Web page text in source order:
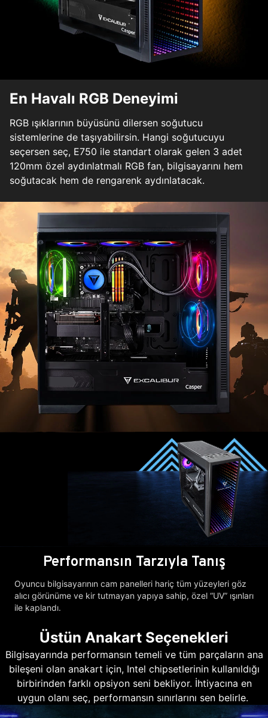
En Havalı RGB Deneyimi
RGB ışıklarının büyüsünü dilersen soğutucu
sistemlerine de taşıyabilirsin. Hangi soğutucuyu
seçersen seç, E750 ile standart olarak gelen 3 adet
120mm özel aydınlatmalı RGB fan, bilgisayarını hem
soğutacak hem de rengarenk aydınlatacak.
Performansın Tarzıyla Tanış
Oyuncu bilgisayarının cam panelleri hariç tüm yüzeyleri göz
alıcı görünüme ve kir tutmayan yapıya sahip, özel “UV” ışınları
ile kaplandı.
Üstün Anakart Seçenekleri
Bilgisayarında performansın temeli ve tüm parçaların ana
bileşeni olan anakart için, Intel chipsetlerinin kullanıldığı
birbirinden farklı opsiyon seni bekliyor. İhtiyacına en
uygun olanı seç, performansın sınırlarını sen belirle.